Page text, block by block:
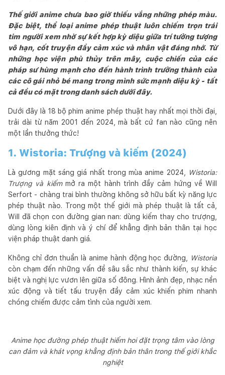
Thế giới anime chưa bao giờ thiếu vắng những phép màu.
Đặc biệt, thể loại anime phép thuật luôn chiếm trọn trái
tim người xem nhờ sự kết hợp kỳ diệu giữa trí tưởng tượng
vô hạn, cốt truyện đầy cảm xúc và nhân vật đáng nhớ. Từ
những học viện phù thủy trên mây, cuộc chiến của các
pháp sư hùng mạnh cho đến hành trình trưởng thành của
các cô gái nhỏ bé mang trong mình sức mạnh diệu kỳ - tất
cả đều có mặt trong danh sách dưới đây.
Dưới đây là 18 bộ phim anime phép thuật hay nhất mọi thời đại,
trải dài từ năm 2001 đến 2024, mà bất cứ fan nào cũng nên
một lần thưởng thức!
1. Wistoria: Trượng và kiếm (2024)
Là gương mặt sáng giá nhất trong mùa anime 2024,
Wistoria:
Trượng và kiếmmở ra một hành trình đầy cảm hứng về Will
Serfort - chàng trai bình thường không sở hữu bất kỳ năng lực
phép thuật nào. Trong một thế giới mà phép thuật là tất cả,
Will đã chọn con đường gian nan: dùng kiếm thay cho trượng,
dùng lòng kiên định và ý chí để khẳng định bản thân tại học
viện pháp thuật danh giá.
Không chỉ đơn thuần là anime hành động học đường,
Wistoria
còn chạm đến những vấn đề sâu sắc như thành kiến, sự khác
biệt và nghị lực vươn lên giữa số đông. Hình ảnh đẹp, nhạc nền
xúc động và tiết tấu truyện đầy cảm xúc khiến phim nhanh
chóng chiếm được cảm tình của người xem.
Anime học đường phép thuật hiếm hoi đặt trọng tâm vào lòng
can đảm và khát vọng khẳng định bản thân trong thế giới khắc
nghiệt